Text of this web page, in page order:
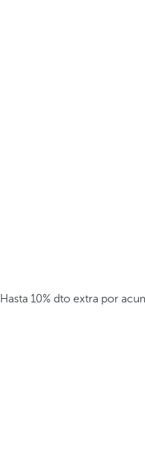
Hasta 10% dto extra por